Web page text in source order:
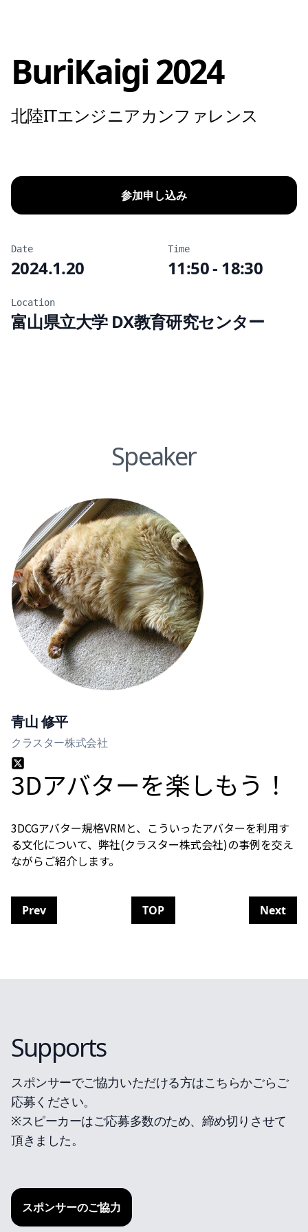
BuriKaigi 2024
北陸ITエンジニアカンファレンス
参加申し込み
Date
2024.1.20
Time
11:50 - 18:30
Location
富山県立大学 DX教育研究センター
Speaker
青山 修平
クラスター株式会社
3Dアバターを楽しもう！
3DCGアバター規格VRMと、こういったアバターを利用す
る文化について、弊社(クラスター株式会社)の事例を交え
ながらご紹介します。
Prev TOP Next
Supports
スポンサーでご協力いただける方はこちらかごらご
応募ください。
※スピーカーはご応募多数のため、締め切りさせて
頂きました。
スポンサーのご協力